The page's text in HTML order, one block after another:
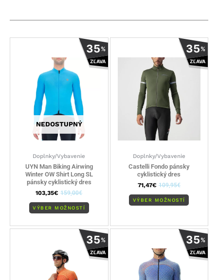
35%
ZĽAVA
NEDOSTUPNÝ
Doplnky/Vybavenie
UYN Man Biking Airwing
Winter OW Shirt Long SL
pánsky cyklistický dres
103,35€ 159,00€
VÝBER MOŽNOSTÍ
Tento
produkt
má
35%
ZĽAVA
Doplnky/Vybavenie
Castelli Fondo pánsky
cyklistický dres
71,47€ 109,95€
VÝBER MOŽNOSTÍ
Tento
produkt
má
na
35%
ZĽAVA
Tento
produkt
má
35%
ZĽAVA
Tento
produkt
má